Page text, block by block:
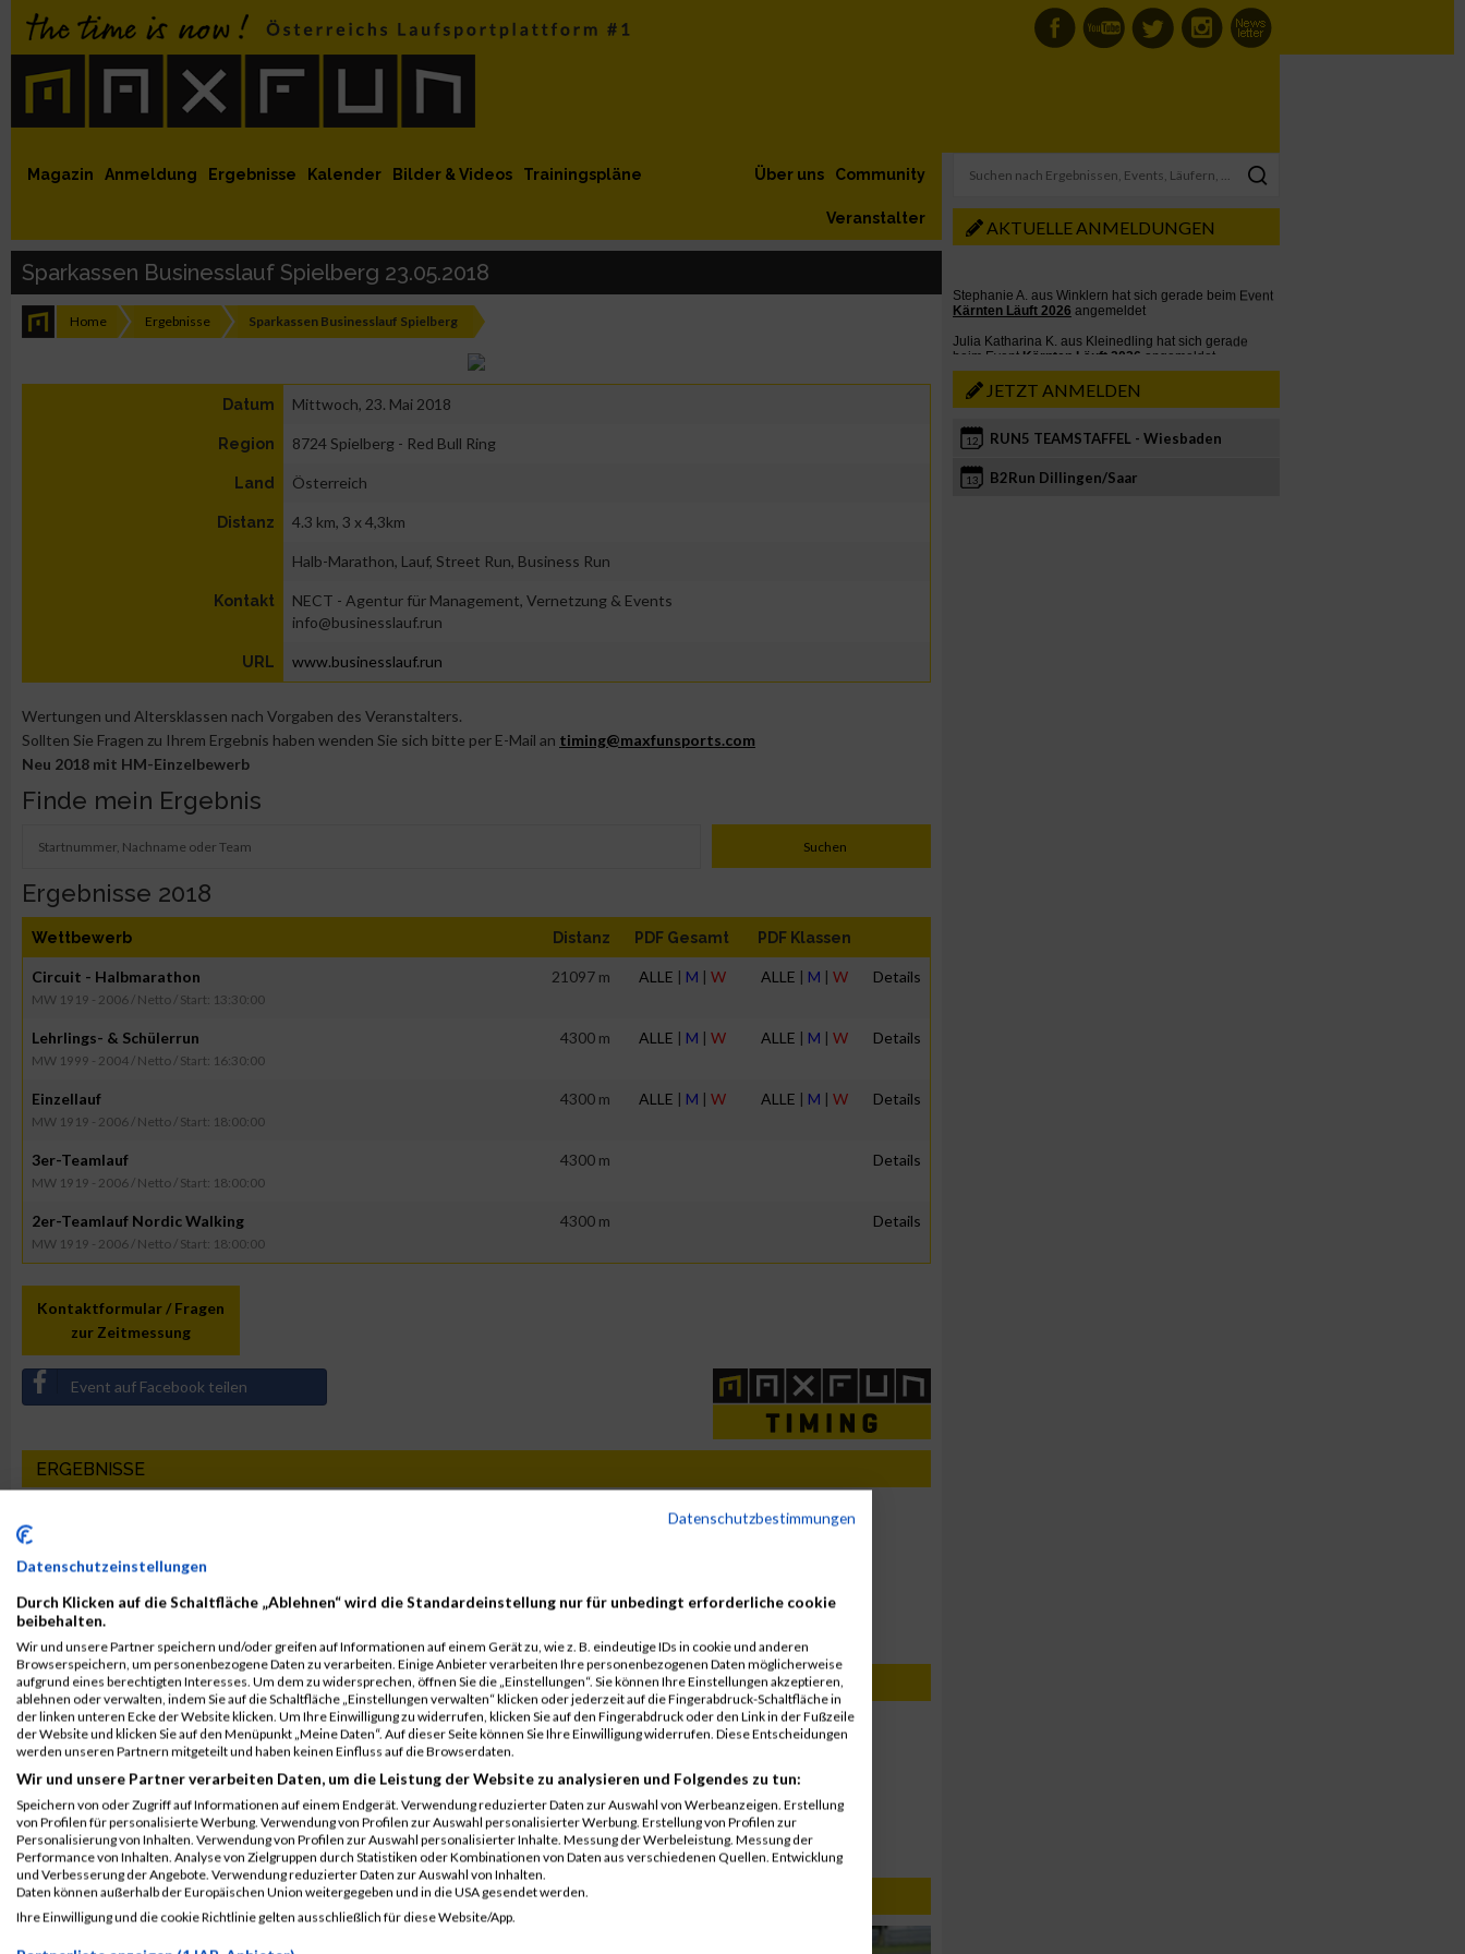
MaxFun Newsletter abonnieren
MaxFun auf Instagram
MaxFun auf Twitter
auf Youtube
auf Facebook
Magazin Anmeldung Ergebnisse Kalender Bilder & Videos Trainingspläne Community
Über uns
Veranstalter
Sparkassen Businesslauf Spielberg 23.05.2018
Home Ergebnisse Sparkassen Businesslauf Spielberg
Datum Mittwoch, 23. Mai 2018
Region 8724 Spielberg - Red Bull Ring
Land Österreich
Distanz 4.3 km, 3 x 4,3km
Halb-Marathon, Lauf, Street Run, Business Run
Kontakt
NECT - Agentur für Management, Vernetzung & Events
info@businesslauf.run
URL www.businesslauf.run
Wertungen und Altersklassen nach Vorgaben des Veranstalters.
Sollten Sie Fragen zu Ihrem Ergebnis haben wenden Sie sich bitte per E-Mail an timing@maxfunsports.com
Neu 2018 mit HM-Einzelbewerb
Finde mein Ergebnis
Ergebnisse 2018
Wettbewerb Distanz PDF Gesamt PDF Klassen
Circuit - Halbmarathon
MW 1919 - 2006 / Netto / Start: 13:30:00
21097 m ALLE | M | W ALLE | M | W Details
Lehrlings- & Schülerrun
MW 1999 - 2004 / Netto / Start: 16:30:00
4300 m ALLE | M | W ALLE | M | W Details
Einzellauf
MW 1919 - 2006 / Netto / Start: 18:00:00
4300 m ALLE | M | W ALLE | M | W Details
3er-Teamlauf
MW 1919 - 2006 / Netto / Start: 18:00:00
4300 m Details
2er-Teamlauf Nordic Walking
MW 1919 - 2006 / Netto / Start: 18:00:00
4300 m Details
Kontaktformular / Fragen
zur Zeitmessung
Event auf Facebook teilen
ERGEBNISSE
Sparkassen Businesslauf Spielberg
Ergebnisse
7. Juni 2016
2. Juni 2015
Sparkasse Businesslauf Spielberg
Ergebnisse
PASSENDE VERANSTALTUNGEN
6. Juni 2023
Sparkassen Businesslauf Spielberg
29. September 2020
Sparkassen Businesslauf Spielberg
(ABGESAGT)
4. Juni 2019
Sparkassen Businesslauf Spielberg
Ergebnisse
1. Juni 2017
Sparkassen Businesslauf Spielberg
Ergebnisse
7. Juni 2016
Sparkassen Businesslauf Spielberg
Ergebnisse
2. Juni 2015
Sparkasse Businesslauf Spielberg
Ergebnisse
ALBUM SPARKASSEN BUSINESSLAUF SPIELBERG / 07.06.2016
AKTUELLE ANMELDUNGEN
JETZT ANMELDEN
12 RUN5 TEAMSTAFFEL - Wiesbaden
13 B2Run Dillingen/Saar
Datenschutzbestimmungen
Datenschutzeinstellungen
Durch Klicken auf die Schaltfläche „Ablehnen“ wird die Standardeinstellung nur für unbedingt erforderliche cookie
beibehalten.
Wir und unsere Partner speichern und/oder greifen auf Informationen auf einem Gerät zu, wie z. B. eindeutige IDs in cookie und anderen
Browserspeichern, um personenbezogene Daten zu verarbeiten. Einige Anbieter verarbeiten Ihre personenbezogenen Daten möglicherweise
aufgrund eines berechtigten Interesses. Um dem zu widersprechen, öffnen Sie die „Einstellungen“. Sie können Ihre Einstellungen akzeptieren,
ablehnen oder verwalten, indem Sie auf die Schaltfläche „Einstellungen verwalten“ klicken oder jederzeit auf die Fingerabdruck-Schaltfläche in
der linken unteren Ecke der Website klicken. Um Ihre Einwilligung zu widerrufen, klicken Sie auf den Fingerabdruck oder den Link in der Fußzeile
der Website und klicken Sie auf den Menüpunkt „Meine Daten“. Auf dieser Seite können Sie Ihre Einwilligung widerrufen. Diese Entscheidungen
werden unseren Partnern mitgeteilt und haben keinen Einfluss auf die Browserdaten.
Wir und unsere Partner verarbeiten Daten, um die Leistung der Website zu analysieren und Folgendes zu tun:
Speichern von oder Zugriff auf Informationen auf einem Endgerät. Verwendung reduzierter Daten zur Auswahl von Werbeanzeigen. Erstellung
von Profilen für personalisierte Werbung. Verwendung von Profilen zur Auswahl personalisierter Werbung. Erstellung von Profilen zur
Personalisierung von Inhalten. Verwendung von Profilen zur Auswahl personalisierter Inhalte. Messung der Werbeleistung. Messung der
Performance von Inhalten. Analyse von Zielgruppen durch Statistiken oder Kombinationen von Daten aus verschiedenen Quellen. Entwicklung
und Verbesserung der Angebote. Verwendung reduzierter Daten zur Auswahl von Inhalten.
Daten können außerhalb der Europäischen Union weitergegeben und in die USA gesendet werden.
Ihre Einwilligung und die cookie Richtlinie gelten ausschließlich für diese Website/App.